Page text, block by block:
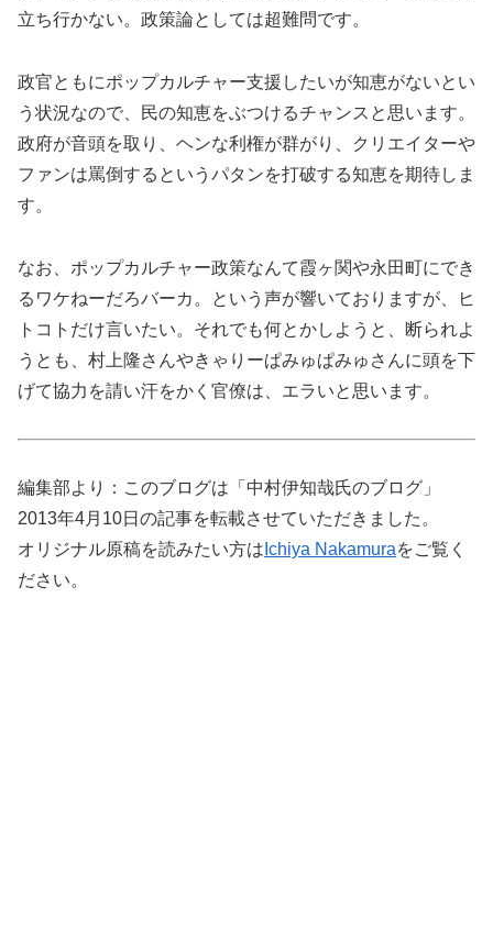
立ち行かない。政策論としては超難問です。
政官ともにポップカルチャー支援したいが知恵がないとい
う状況なので、民の知恵をぶつけるチャンスと思います。
政府が音頭を取り、ヘンな利権が群がり、クリエイターや
ファンは罵倒するというパタンを打破する知恵を期待しま
す。
なお、ポップカルチャー政策なんて霞ヶ関や永田町にでき
るワケねーだろバーカ。という声が響いておりますが、ヒ
トコトだけ言いたい。それでも何とかしようと、断られよ
うとも、村上隆さんやきゃりーぱみゅぱみゅさんに頭を下
げて協力を請い汗をかく官僚は、エラいと思います。
編集部より：このブログは「中村伊知哉氏のブログ」
2013年4月10日の記事を転載させていただきました。
オリジナル原稿を読みたい方は Ichiya Nakamuraをご覧く
ださい。